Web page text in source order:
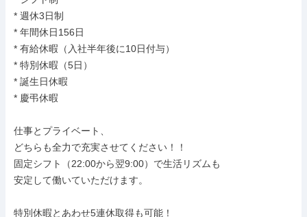
* 週休3日制
* 年間休日156日
* 有給休暇（入社半年後に10日付与）
* 特別休暇（5日）
* 誕生日休暇
* 慶弔休暇
仕事とプライベート、
どちらも全力で充実させてください！！
固定シフト（22:00から翌9:00）で生活リズムも
安定して働いていただけます。
特別休暇とあわせ5連休取得も可能！